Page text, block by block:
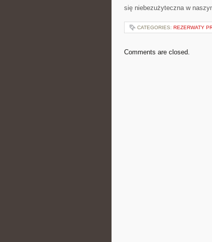
się niebezużyteczna w
CATEGORIES: REZERWATY
Comments are closed.